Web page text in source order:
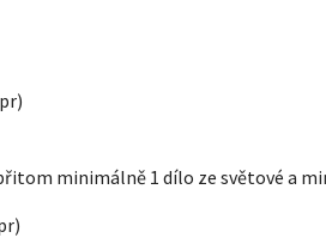
minimálně 1 dílo ze světové a